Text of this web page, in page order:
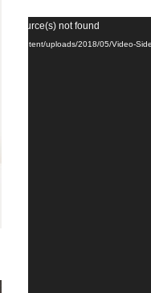
Video-
Player
source(s) not found
content/uploads/2018/05/Video-